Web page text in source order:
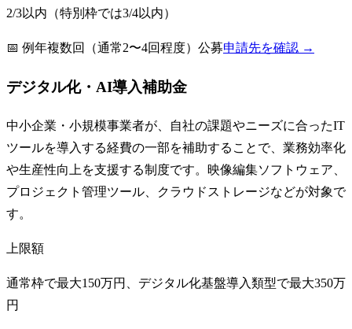
2/3以内（特別枠では3/4以内）
📅 例年複数回（通常2〜4回程度）公募申請先を確認 →
デジタル化・AI導入補助金
中小企業・小規模事業者が、自社の課題やニーズに合ったIT
ツールを導入する経費の一部を補助することで、業務効率化
や生産性向上を支援する制度です。映像編集ソフトウェア、
プロジェクト管理ツール、クラウドストレージなどが対象で
す。
上限額
通常枠で最大150万円、デジタル化基盤導入類型で最大350万
円